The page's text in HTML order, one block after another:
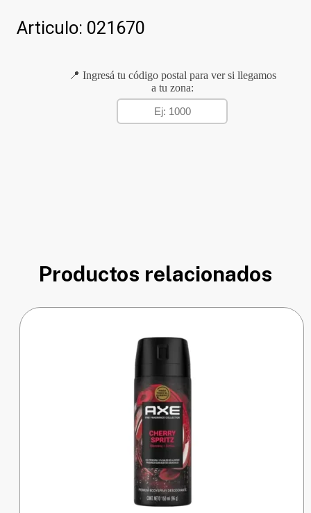
Articulo: 021670
📍 Ingresá tu código postal para ver si llegamos
a tu zona:
Productos relacionados